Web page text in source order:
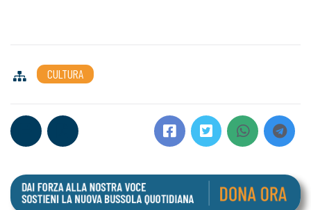
CULTURA